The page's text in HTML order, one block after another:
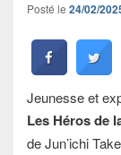
Posté le 24/02/
Jeunesse et
Les Héros de
de Jun’ichi